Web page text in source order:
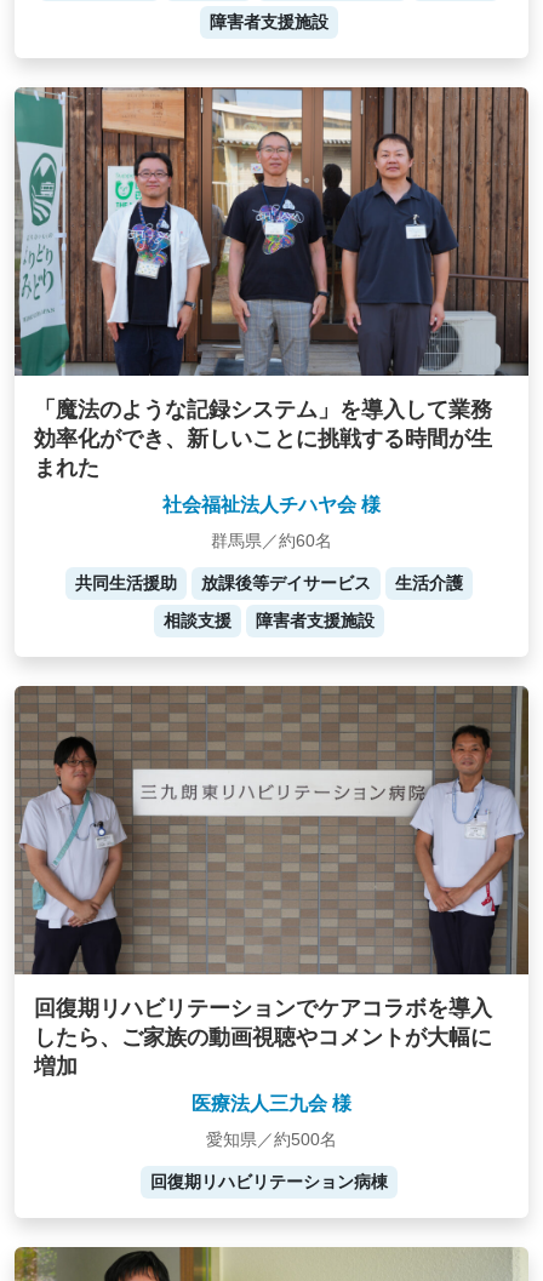
障害者支援施設
「魔法のような記録システム」を導入して業務
効率化ができ、新しいことに挑戦する時間が生
まれた
社会福祉法人チハヤ会 様
群馬県／約60名
共同生活援助 放課後等デイサービス
生活介護
相談支援
障害者支援施設
回復期リハビリテーションでケアコラボを導入
したら、ご家族の動画視聴やコメントが大幅に
増加
医療法人三九会 様
愛知県／約500名
回復期リハビリテーション病棟